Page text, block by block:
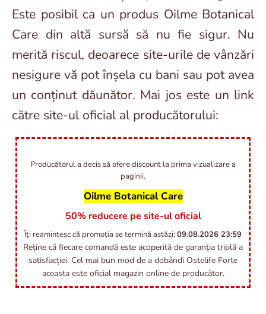
Este posibil ca un produs Oilme Botanical
Care din altă sursă să nu fie sigur. Nu
merită riscul, deoarece site-urile de vânzări
nesigure vă pot înșela cu bani sau pot avea
un conținut dăunător. Mai jos este un link
către site-ul oficial al producătorului:
Producătorul a decis să ofere discount la prima vizualizare a
paginii.
Oilme Botanical Care
50% reducere pe site-ul oficial
Îți reamintesc că promoția se termină astăzi: 09.08.2026 23:59
Reține că fiecare comandă este acoperită de garanția triplă a
satisfacției. Cel mai bun mod de a dobândi Ostelife Forte
aceasta este oficial magazin online de producător.